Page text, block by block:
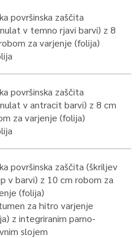
površinska zaščita
v temno rjavi barvi) z 8
za varjenje (folija)
površinska zaščita
v antracit barvi) z 8 cm
za varjenje (folija)
površinska zaščita (škriljev
v barvi) z 10 cm robom za
(folija)
za hitro varjenje
z integriranim parno-
slojem